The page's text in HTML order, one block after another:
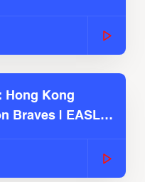
Hong Kong
Braves | EASL